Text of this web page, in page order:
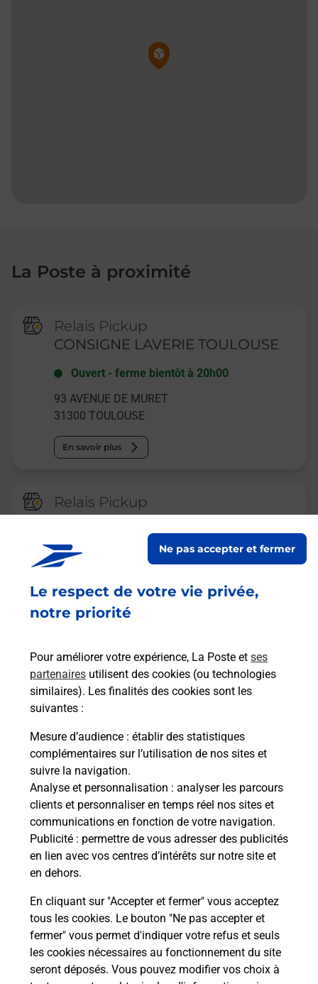
Le respect de votre vie privée,
notre priorité
Pour améliorer votre expérience, La Poste et ses
partenaires utilisent des cookies (ou technologies
similaires). Les finalités des cookies sont les
suivantes :
Mesure d’audience : établir des statistiques
complémentaires sur l’utilisation de nos sites et
suivre la navigation.
Analyse et personnalisation : analyser les parcours
clients et personnaliser en temps réel nos sites et
communications en fonction de votre navigation.
Publicité : permettre de vous adresser des publicités
en lien avec vos centres d’intérêts sur notre site et
en dehors.
En cliquant sur "Accepter et fermer" vous acceptez
tous les cookies. Le bouton "Ne pas accepter et
fermer" vous permet d'indiquer votre refus et seuls
les cookies nécessaires au fonctionnement du site
seront déposés. Vous pouvez modifier vos choix à
Ne pas accepter et fermer
Pin de la carte
La Poste à proximité
Relais Pickup
CONSIGNE LAVERIE TOULOUSE
Ouvert -ferme bientôt à 20h00
93 AVENUE DE MURET
31300 TOULOUSE
En savoir plus
Relais Pickup
CONSIGNE CRF CITY TOULOUSE
jusqu'à 22h00
44 AVENUE DE MURET
31300 TOULOUSE
Malin !
La Poste
en ligne
Ouvert 24h/24
En savoir plus
TOULOUSE
CONSIGNE PICKUP LAVERIE OC TOULOUSE